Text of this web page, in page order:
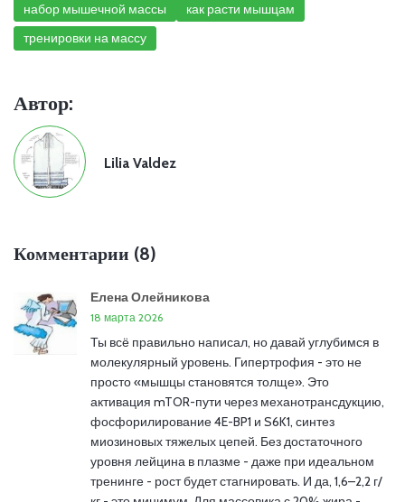
набор мышечной массы
как расти мышцам
тренировки на массу
Автор:
Lilia Valdez
Комментарии (8)
Елена Олейникова
18 марта 2026
Ты всё правильно написал, но давай углубимся в
молекулярный уровень. Гипертрофия - это не
просто «мышцы становятся толще». Это
активация mTOR-пути через механотрансдукцию,
фосфорилирование 4E-BP1 и S6K1, синтез
миозиновых тяжелых цепей. Без достаточного
уровня лейцина в плазме - даже при идеальном
тренинге - рост будет стагнировать. И да, 1,6–2,2 г/